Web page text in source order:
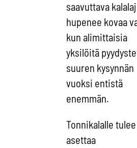
saavuttava
hupenee kovaa
kun alimittaisia
yksilöitä
suuren kysynnän
vuoksi entistä
enemmän.
Tonnikalalle tulee
asettaa